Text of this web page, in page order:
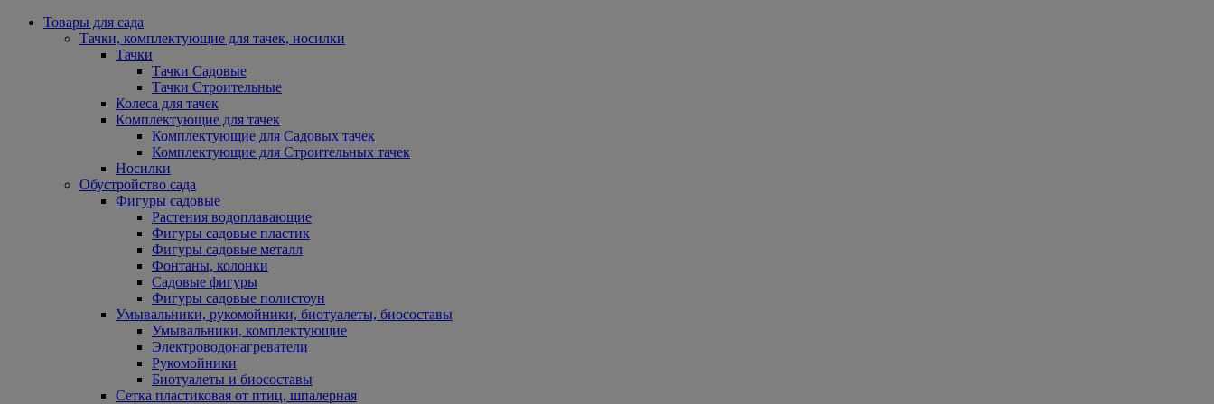
Товары для сада
Тачки, комплектующие для тачек, носилки
Тачки
Тачки Садовые
Тачки Строительные
Колеса для тачек
Комплектующие для тачек
Комплектующие для Садовых тачек
Комплектующие для Строительных тачек
Носилки
Обустройство сада
Фигуры садовые
Растения водоплавающие
Фигуры садовые пластик
Фигуры садовые металл
Фонтаны, колонки
Садовые фигуры
Фигуры садовые полистоун
Умывальники, рукомойники, биотуалеты, биосоставы
Умывальники, комплектующие
Электроводонагреватели
Рукомойники
Биотуалеты и биосоставы
Сетка пластиковая от птиц, шпалерная